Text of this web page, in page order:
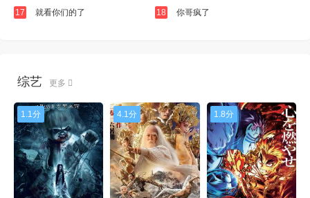
17 就看你们的了 18 你哥疯了
综艺 更多
1.1分 4.1分 1.8分